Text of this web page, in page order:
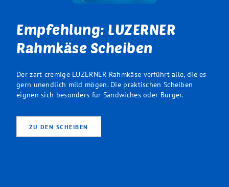
Empfehlung: LUZERNER
Rahmkäse Scheiben
Der zart cremige LUZERNER Rahmkäse verführt alle, die es
gern unendlich mild mögen. Die praktischen Scheiben
eignen sich besonders für Sandwiches oder Burger.
ZU DEN SCHEIBEN